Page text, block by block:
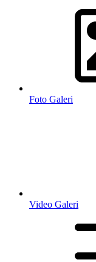
Foto Galeri
Video Galeri